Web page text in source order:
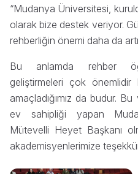
“Mudanya Üniversitesi,
olarak bize destek veriyor.
rehberliğin önemi daha da
Bu anlamda rehber
geliştirmeleri çok önemlidir
amaçladığımız da budur.
ev sahipliği yapan
Mütevelli Heyet Başkanı
akademisyenlerimize